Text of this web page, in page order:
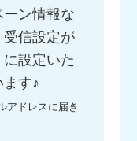
ン情報な
受信設定が
設定いた
す♪
アドレスに届き